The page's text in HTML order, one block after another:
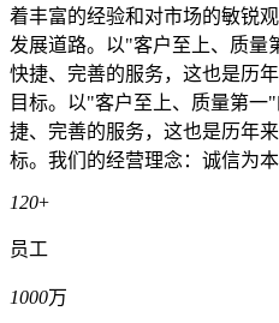
着丰富的经验和对市场的敏锐
发展道路。以"客户至上、质量
快捷、完善的服务，这也是历
目标。以"客户至上、质量第一
捷、完善的服务，这也是历年
标。我们的经营理念：诚信为
120+
员工
1000万